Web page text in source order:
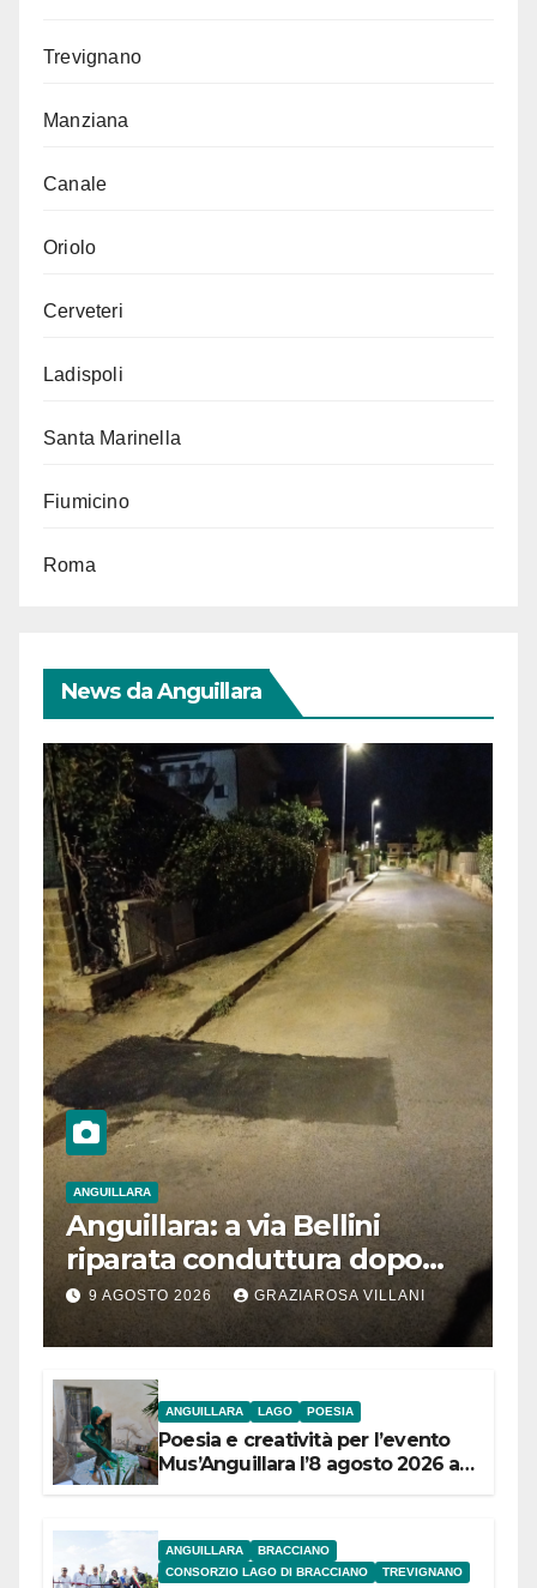
Trevignano
Manziana
Canale
Oriolo
Cerveteri
Ladispoli
Santa Marinella
Fiumicino
Roma
News da Anguillara
ANGUILLARA
Anguillara: a via Bellini
riparata conduttura dopo
segnalazione IdD
9 AGOSTO 2026 GRAZIAROSA VILLANI
ANGUILLARA LAGO POESIA
Poesia e creatività per l’evento
Mus’Anguillara l’8 agosto 2026 al
ANGUILLARA
BRACCIANO
CONSORZIO LAGO DI BRACCIANO
TREVIGNANO